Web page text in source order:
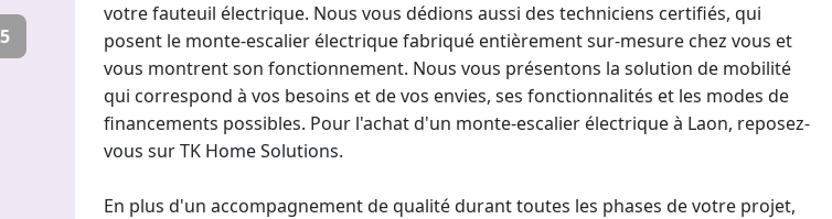
5
votre fauteuil électrique. Nous vous dédions aussi des techniciens certifiés, qui
posent le monte-escalier électriquefabriqué entièrement sur-mesure chez vous et
vous montrent son fonctionnement. Nous vous présentons la solution de mobilité
qui correspond à vos besoins et de vos envies, ses fonctionnalités et les modes de
financements possibles. Pour l'achat d'un monte-escalier électrique à Laon, reposez-
vous sur TK Home Solutions.
En plus d'un accompagnement de qualité durant toutes les phases de votre projet,